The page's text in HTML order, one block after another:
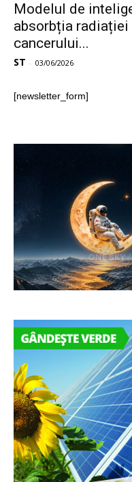
Modelul de
absorbția radiației
cancerului...
ST - 03/06/2026
[newsletter_form]